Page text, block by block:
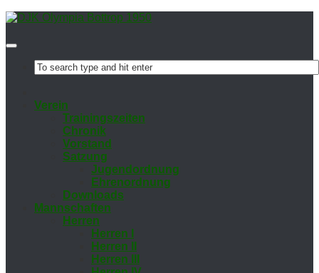
Ver­ein
Trai­nings­zei­ten
Chro­nik
Vor­stand
Sat­zung
Ju­gend­ord­nung
Eh­ren­ord­nung
Down­loads
Mann­schaf­ten
Her­ren
Her­ren I
Her­ren II
Her­ren III